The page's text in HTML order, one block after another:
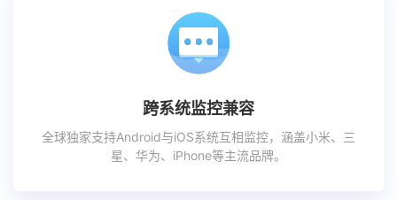
跨系统监控兼容
全球独家支持Android与iOS系统互相监控，涵盖小米、三
星、华为、iPhone等主流品牌。